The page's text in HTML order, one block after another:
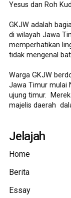
Yesus dan Roh
GKJW adalah
di wilayah Jawa
memperhatikan
tidak mengenal
Warga GKJW
Jawa Timur mulai
ujung timur.
majelis daerah
Jelajah
Home
Berita
Essay